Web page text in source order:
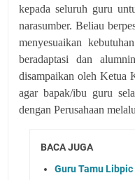
kepada seluruh guru
narasumber. Beliau
menyesuaikan
beradaptasi dan
disampaikan oleh Ketua
agar bapak/ibu guru
dengan Perusahaan
BACA JUGA
Guru Tamu